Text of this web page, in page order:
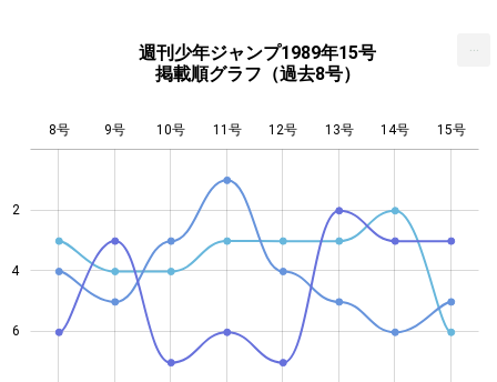
週刊少年ジャンプ1989年15号
掲載順グラフ（過去8号）
4
2
4
6
8号 9号 10号 11号 12号 13号 14号 15号